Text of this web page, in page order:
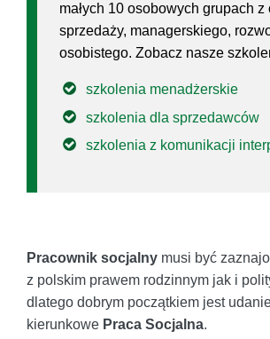
małych 10 osobowych grupach z
sprzedaży, managerskiego,
osobistego. Zobacz nasze
szkolenia menadżerskie
szkolenia dla sprzedawców
szkolenia z komunikacji
Pracownik socjalny musi być
z polskim prawem rodzinnym jak i
dlatego dobrym początkiem jest
kierunkowe Praca Socjalna.